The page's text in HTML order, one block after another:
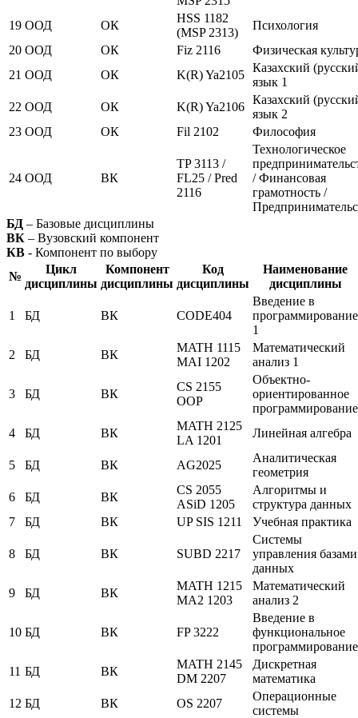
19 ООД ОК
HSS 1182
(MSP 2313)
Психология
20 ООД ОК Fiz 2116
Физическая
21 ООД ОК K(R) Ya2105
Казахский
язык 1
22 ООД ОК K(R) Ya2106
Казахский
язык 2
23 ООД ОК Fil 2102 Философия
24 ООД ВК
TP 3113 /
FL25 / Pred
2116
Технологическое
/ Финансовая
грамотность /
БД – Базовые дисциплины
ВК – Вузовский компонент
КВ - Компонент по выбору
№
Цикл
дисциплины
Компонент
дисциплины
Код
дисциплины
Наименование
дисциплины
1 БД ВК CODE404
Введение в
программирование
1
2
БД ВК
MATH 1115
MAI 1202
Математический
анализ 1
3 БД ВК
CS 2155
OOP
Объектно-
ориентированное
программирование
4
БД ВК
MATH 2125
LA 1201
Линейная алгебра
5 БД ВК AG2025
Аналитическая
геометрия
6
БД ВК
CS 2055
ASiD 1205
Алгоритмы и
структура данных
7
БД ВК UP SIS 1211 Учебная практика
8 БД ВК SUBD 2217
Системы
управления базами
данных
9
БД ВК
MATH 1215
MA2 1203
Математический
анализ 2
10 БД ВК FP 3222
Введение в
функциональное
программирование
11 БД ВК
MATH 2145
DM 2207
Дискретная
математика
12 БД ВК OS 2207
Операционные
системы